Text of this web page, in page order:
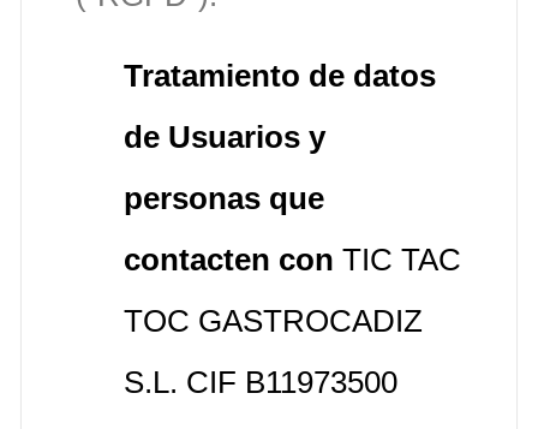
Tratamiento de datos
de Usuarios y
personas que
contacten con TIC TAC
TOC GASTROCADIZ
S.L. CIF B11973500